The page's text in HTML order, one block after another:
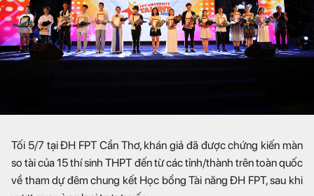
Tối 5/7 tại ĐH FPT Cần Thơ, khán giả đã được chứng kiến màn
so tài của 15 thí sinh THPT đến từ các tỉnh/thành trên toàn quốc
về tham dự đêm chung kết Học bổng Tài năng ĐH FPT, sau khi